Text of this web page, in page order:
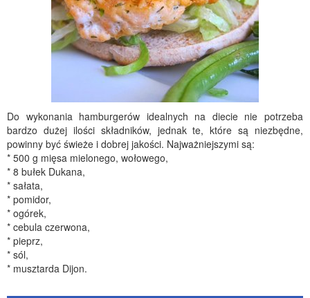
Do wykonania hamburgerów idealnych na diecie nie potrzeba
bardzo dużej ilości składników, jednak te, które są niezbędne,
powinny być świeże i dobrej jakości. Najważniejszymi są:
* 500 g mięsa mielonego, wołowego,
* 8 bułek Dukana,
* sałata,
* pomidor,
* ogórek,
* cebula czerwona,
* pieprz,
* sól,
* musztarda Dijon.